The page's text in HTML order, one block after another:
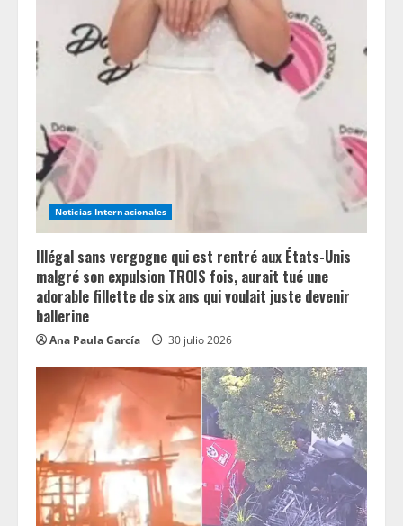
e
a
d
i
n
g Noticias Internacionales
Illégal sans vergogne qui est rentré aux États-Unis
malgré son expulsion TROIS fois, aurait tué une
adorable fillette de six ans qui voulait juste devenir
ballerine
Ana Paula García 30 julio 2026